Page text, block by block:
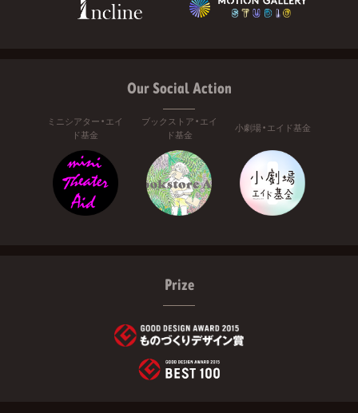
Our Social Action
ミニシアター・エイ
ド基金
ブックストア・エイ
ド基金
小劇場・エイド基金
Prize